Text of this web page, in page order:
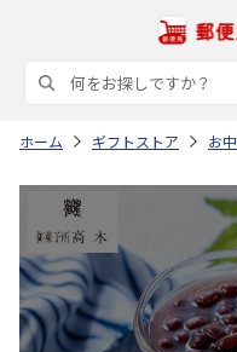
ホーム ギフトストア お